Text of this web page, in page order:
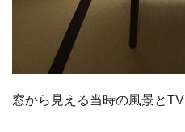
窓から見える当時の風景とTV